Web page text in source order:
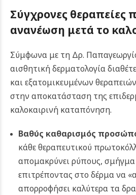
Σύγχρονες θεραπείες
ανανέωση μετά το
Σύμφωνα με τη Δρ.
αισθητική δερματολογία
και εξατομικευμένων
στην αποκατάσταση της
καλοκαιρινή καταπόνηση.
Βαθύς καθαρισμός
κάθε θεραπευτικού
απομακρύνει ρύπους, σμήγμα
επιτρέποντας στο δέρμα να
απορροφήσει καλύτερα τα